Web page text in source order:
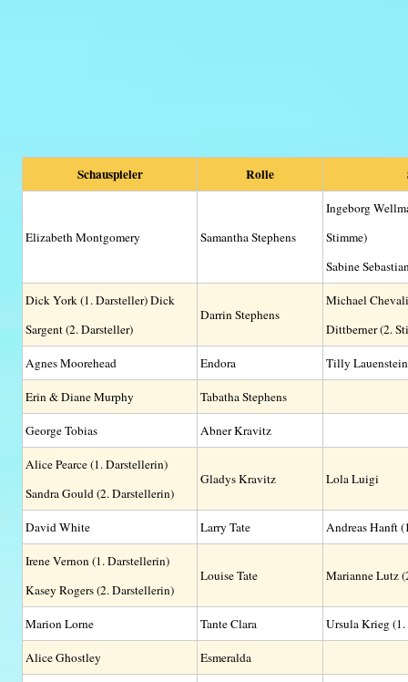
Schauspieler Rolle
Elizabeth Montgomery Samantha Stephens
Ingeborg
Stimme)
Sabine
Dick York (1. Darsteller) Dick
Sargent (2. Darsteller)
Darrin Stephens
Michael
Dittberner (2.
Agnes Moorehead Endora Tilly Lauenstein
Erin & Diane Murphy Tabatha Stephens
George Tobias Abner Kravitz
Alice Pearce (1. Darstellerin)
Sandra Gould (2. Darstellerin)
Gladys Kravitz Lola Luigi
David White Larry Tate Andreas Hanft
Irene Vernon (1. Darstellerin)
Kasey Rogers (2. Darstellerin)
Louise Tate Marianne Lutz
Marion Lorne Tante Clara Ursula Krieg (1.
Alice Ghostley Esmeralda